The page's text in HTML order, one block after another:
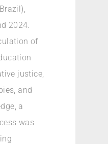
2024.
of
justice,
and
a
was